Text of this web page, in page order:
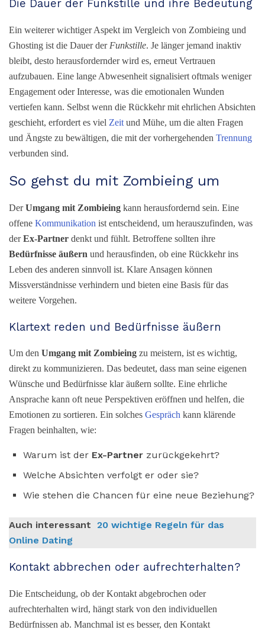
Die Dauer der Funkstille und ihre Bedeutung
Ein weiterer wichtiger Aspekt im Vergleich von Zombieing und
Ghosting ist die Dauer der Funkstille. Je länger jemand inaktiv
bleibt, desto herausfordernder wird es, erneut Vertrauen
aufzubauen. Eine lange Abwesenheit signalisiert oftmals weniger
Engagement oder Interesse, was die emotionalen Wunden
vertiefen kann. Selbst wenn die Rückkehr mit ehrlichen Absichten
geschieht, erfordert es viel Zeit und Mühe, um die alten Fragen
und Ängste zu bewältigen, die mit der vorhergehenden Trennung
verbunden sind.
So gehst du mit Zombieing um
DerUmgang mit Zombieing kann herausfordernd sein. Eine
offene Kommunikation ist entscheidend, um herauszufinden, was
derEx-Partner denkt und fühlt. Betroffene sollten ihre
Bedürfnisse äußern und herausfinden, ob eine Rückkehr ins
Leben des anderen sinnvoll ist. Klare Ansagen können
Missverständnisse verhindern und bieten eine Basis für das
weitere Vorgehen.
Klartext reden und Bedürfnisse äußern
Um den Umgang mit Zombieing zu meistern, ist es wichtig,
direkt zu kommunizieren. Das bedeutet, dass man seine eigenen
Wünsche und Bedürfnisse klar äußern sollte. Eine ehrliche
Ansprache kann oft neue Perspektiven eröffnen und helfen, die
Emotionen zu sortieren. Ein solches Gespräch kann klärende
Fragen beinhalten, wie:
Warum ist der Ex-Partner zurückgekehrt?
Welche Absichten verfolgt er oder sie?
Wie stehen die Chancen für eine neue Beziehung?
Auch interessant 20 wichtige Regeln für das
Online Dating
Kontakt abbrechen oder aufrechterhalten?
Die Entscheidung, ob der Kontakt abgebrochen oder
aufrechterhalten wird, hängt stark von den individuellen
Bedürfnissen ab. Manchmal ist es besser, den Kontakt